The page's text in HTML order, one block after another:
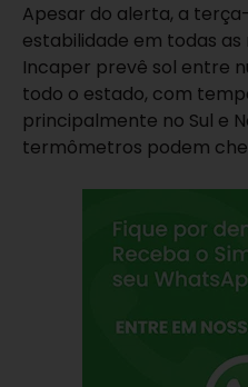
Apesar do alerta, a
estabilidade em todas as
Incaper prevê sol entre
todo o estado, com
principalmente no Sul e
termômetros podem